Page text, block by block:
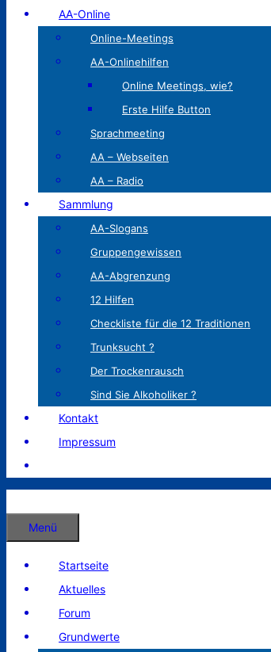
AA-Online
Online-Meetings
AA-Onlinehilfen
Online Meetings, wie?
Erste Hilfe Button
Sprachmeeting
AA – Webseiten
AA – Radio
Sammlung
AA-Slogans
Gruppengewissen
AA-Abgrenzung
12 Hilfen
Checkliste für die 12 Traditionen
Trunksucht ?
Der Trockenrausch
Sind Sie Alkoholiker ?
Kontakt
Impressum
Menü
Startseite
Aktuelles
Forum
Grundwerte